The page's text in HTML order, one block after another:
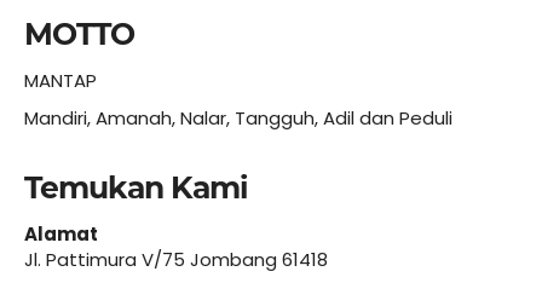
MOTTO
MANTAP
Mandiri, Amanah, Nalar, Tangguh, Adil dan Peduli
Temukan Kami
Alamat
Jl. Pattimura V/75 Jombang 61418